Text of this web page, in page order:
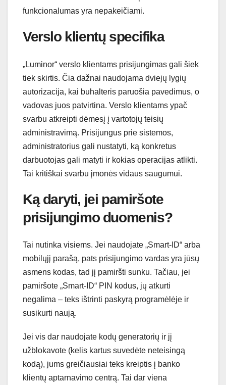
funkcionalumas yra nepakeičiami.
Verslo klientų specifika
„Luminor“ verslo klientams prisijungimas gali šiek
tiek skirtis. Čia dažnai naudojama dviejų lygių
autorizacija, kai buhalteris paruošia pavedimus, o
vadovas juos patvirtina. Verslo klientams ypač
svarbu atkreipti dėmesį į vartotojų teisių
administravimą. Prisijungus prie sistemos,
administratorius gali nustatyti, ką konkretus
darbuotojas gali matyti ir kokias operacijas atlikti.
Tai kritiškai svarbu įmonės vidaus saugumui.
Ką daryti, jei pamiršote
prisijungimo duomenis?
Tai nutinka visiems. Jei naudojate „Smart-ID“ arba
mobilųjį parašą, pats prisijungimo vardas yra jūsų
asmens kodas, tad jį pamiršti sunku. Tačiau, jei
pamiršote „Smart-ID“ PIN kodus, jų atkurti
negalima – teks ištrinti paskyrą programėlėje ir
susikurti naują.
Jei vis dar naudojate kodų generatorių ir jį
užblokavote (kelis kartus suvedėte neteisingą
kodą), jums greičiausiai teks kreiptis į banko
klientų aptarnavimo centrą. Tai dar viena